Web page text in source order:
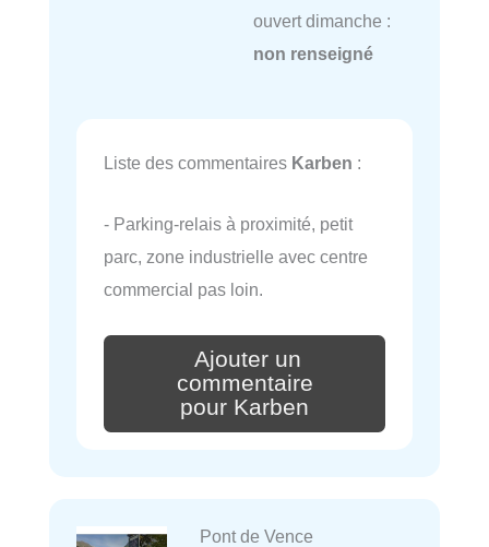
ouvert dimanche :
non renseigné
Liste des commentaires Karben :
- Parking-relais à proximité, petit
parc, zone industrielle avec centre
commercial pas loin.
Ajouter un
commentaire
pour Karben
Pont de Vence